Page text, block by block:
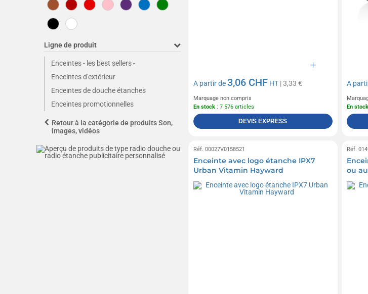
Ligne de produit
Enceintes - les best sellers -
Enceintes d'extérieur
Enceintes de douche étanches
Enceintes promotionnelles
Retour à la catégorie de produits Son,
images, vidéos
A partir de3,06 CHF HT | 3,33 €
Marquage non compris
En stock : 7 576 articles
DEVIS EXPRESS
A
En stock
Réf. 00027V0158521
Enceinte avec logo étanche IPX7
Urban Vitamin Hayward
Réf.
ou